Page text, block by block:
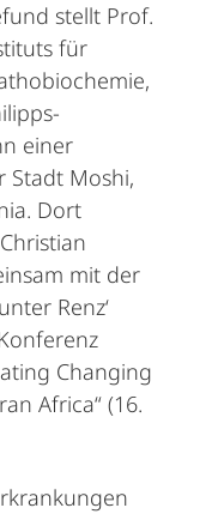
stellt Prof.
für
einer
Stadt Moshi,
Dort
mit der
Renz‘
Changing
Africa“ (16.